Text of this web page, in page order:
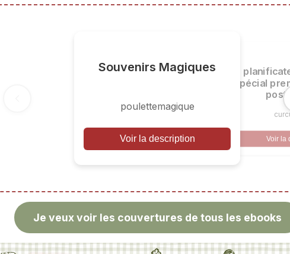
Souvenirs Magiques
poulettemagique
Voir la description
spécial
Voir la
Je veux voir les couvertures de tous les ebooks